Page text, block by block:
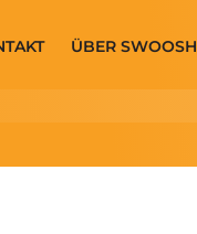
ÜBER SWOOSH